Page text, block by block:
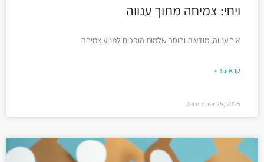
ויחי: צמיחה מתוך ענווה
איך ענווה, מודעות וחוסר שלמות הופכים למנוע צמיחה
קרא עוד »
December 25, 2025